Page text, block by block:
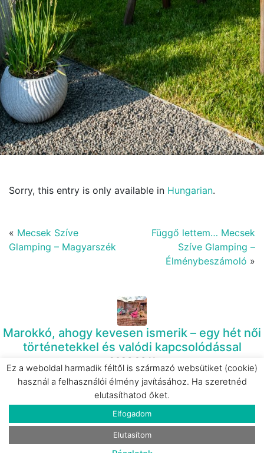
Sorry, this entry is only available in Hungarian.
« Mecsek Szíve
Glamping – Magyarszék
Függő lettem… Mecsek
Szíve Glamping –
Élménybeszámoló »
Marokkó, ahogy kevesen ismerik – egy hét női
történetekkel és valódi kapcsolódással
2026.06.11
Eperkert Vendégház – Parád
2024.08.23
Ez a weboldal harmadik féltől is származó websütiket (cookie)
használ a felhasználói élmény javításához. Ha szeretnéd
elutasíthatod őket.
Elfogadom
Elutasítom